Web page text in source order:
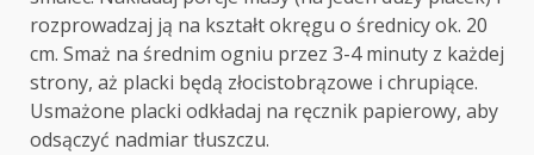
rozprowadzaj ją na kształt okręgu o średnicy ok. 20
cm. Smaż na średnim ogniu przez 3-4 minuty z każdej
strony, aż placki będą złocistobrązowe i chrupiące.
Usmażone placki odkładaj na ręcznik papierowy, aby
odsączyć nadmiar tłuszczu.